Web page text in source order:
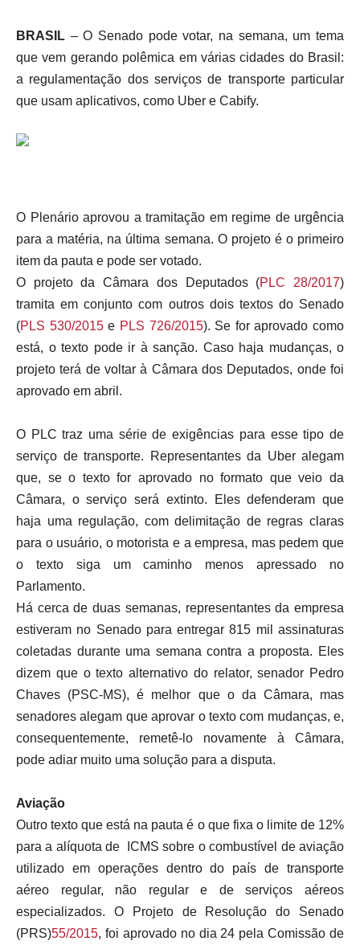
BRASIL – O Senado pode votar, na semana, um tema
que vem gerando polêmica em várias cidades do Brasil:
a regulamentação dos serviços de transporte particular
que usam aplicativos, como Uber e Cabify.
O Plenário aprovou a tramitação em regime de urgência
para a matéria, na última semana. O projeto é o primeiro
item da pauta e pode ser votado.
O projeto da Câmara dos Deputados (PLC 28/2017)
tramita em conjunto com outros dois textos do Senado
(PLS 530/2015e PLS 726/2015). Se for aprovado como
está, o texto pode ir à sanção. Caso haja mudanças, o
projeto terá de voltar à Câmara dos Deputados, onde foi
aprovado em abril.
O PLC traz uma série de exigências para esse tipo de
serviço de transporte. Representantes da Uber alegam
que, se o texto for aprovado no formato que veio da
Câmara, o serviço será extinto. Eles defenderam que
haja uma regulação, com delimitação de regras claras
para o usuário, o motorista e a empresa, mas pedem que
o texto siga um caminho menos apressado no
Parlamento.
Há cerca de duas semanas, representantes da empresa
estiveram no Senado para entregar 815 mil assinaturas
coletadas durante uma semana contra a proposta. Eles
dizem que o texto alternativo do relator, senador Pedro
Chaves (PSC-MS), é melhor que o da Câmara, mas
senadores alegam que aprovar o texto com mudanças, e,
consequentemente, remetê-lo novamente à Câmara,
pode adiar muito uma solução para a disputa.
Aviação
Outro texto que está na pauta é o que fixa o limite de 12%
para a alíquota de ICMS sobre o combustível de aviação
utilizado em operações dentro do país de transporte
aéreo regular, não regular e de serviços aéreos
especializados. O Projeto de Resolução do Senado
(PRS)55/2015, foi aprovado no dia 24 pela Comissão de